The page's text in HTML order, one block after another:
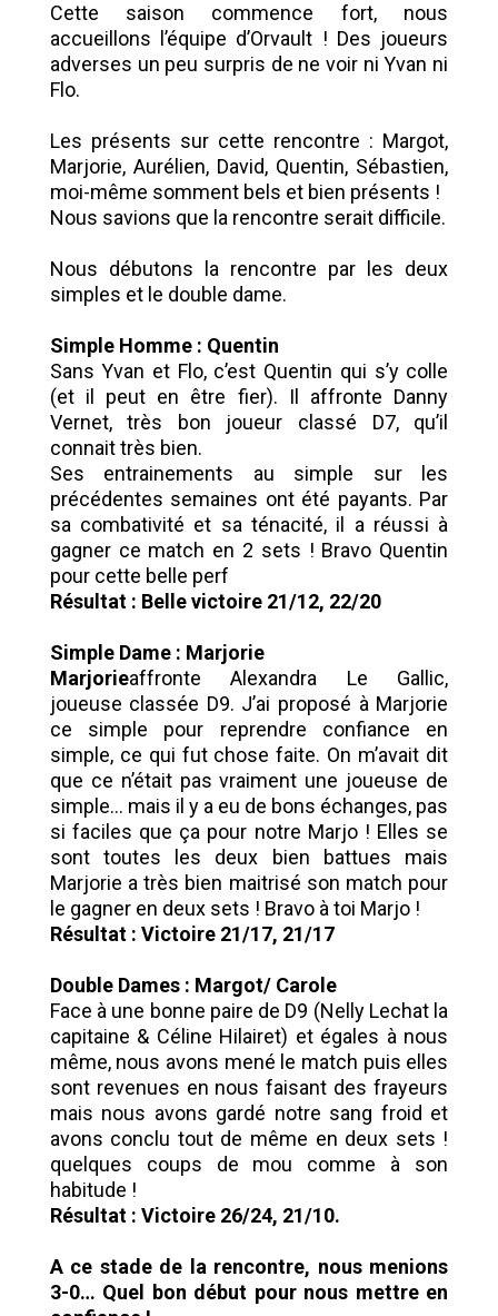
Cette saison commence fort, nous
accueillons l’équipe d’Orvault ! Des joueurs
adverses un peu surpris de ne voir ni Yvan ni
Flo.
Les présents sur cette rencontre : Margot,
Marjorie, Aurélien, David, Quentin, Sébastien,
moi-même somment bels et bien présents !
Nous savions que la rencontre serait difficile.
Nous débutons la rencontre par les deux
simples et le double dame.
Simple Homme : Quentin
Sans Yvan et Flo, c’est Quentin qui s’y colle
(et il peut en être fier). Il affronte Danny
Vernet, très bon joueur classé D7, qu’il
connait très bien.
Ses entrainements au simple sur les
précédentes semaines ont été payants. Par
sa combativité et sa ténacité, il a réussi à
gagner ce match en 2 sets ! Bravo Quentin
pour cette belle perf
Résultat : Belle victoire 21/12, 22/20
Simple Dame : Marjorie
Marjorieaffronte Alexandra Le Gallic,
joueuse classée D9. J’ai proposé à Marjorie
ce simple pour reprendre confiance en
simple, ce qui fut chose faite. On m’avait dit
que ce n’était pas vraiment une joueuse de
simple… mais il y a eu de bons échanges, pas
si faciles que ça pour notre Marjo ! Elles se
sont toutes les deux bien battues mais
Marjorie a très bien maitrisé son match pour
le gagner en deux sets ! Bravo à toi Marjo !
Résultat : Victoire 21/17, 21/17
Double Dames : Margot/ Carole
Face à une bonne paire de D9 (Nelly Lechat la
capitaine & Céline Hilairet) et égales à nous
même, nous avons mené le match puis elles
sont revenues en nous faisant des frayeurs
mais nous avons gardé notre sang froid et
avons conclu tout de même en deux sets !
quelques coups de mou comme à son
habitude !
Résultat : Victoire 26/24, 21/10.
A ce stade de la rencontre, nous menions
3-0… Quel bon début pour nous mettre en